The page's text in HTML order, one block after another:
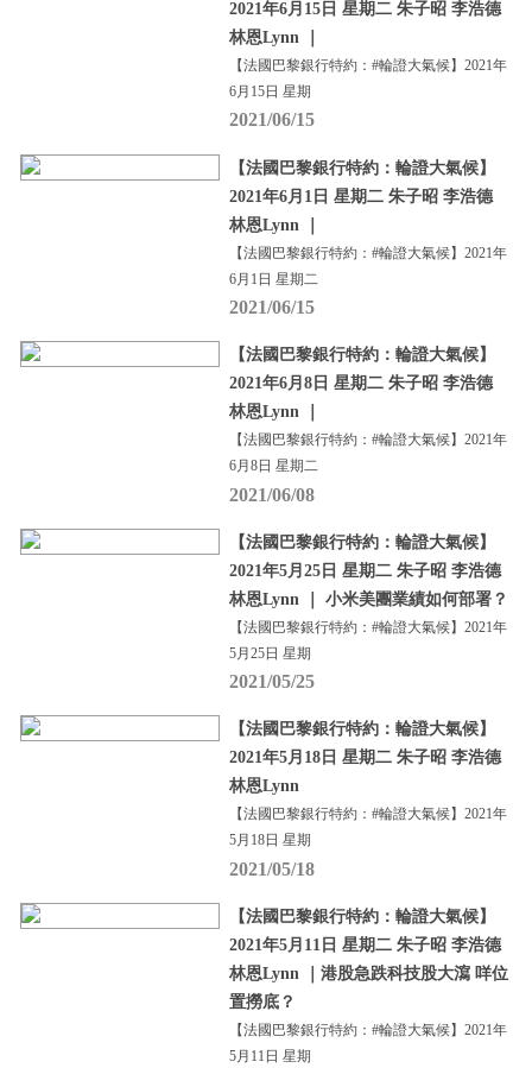
2021年6月15日 星期二 朱子昭 李浩德
林恩Lynn ｜
【法國巴黎銀行特約：#輪證大氣候】2021年
6月15日 星期
2021/06/15
【法國巴黎銀行特約：輪證大氣候】
2021年6月1日 星期二 朱子昭 李浩德
林恩Lynn ｜
【法國巴黎銀行特約：#輪證大氣候】2021年
6月1日 星期二
2021/06/15
【法國巴黎銀行特約：輪證大氣候】
2021年6月8日 星期二 朱子昭 李浩德
林恩Lynn ｜
【法國巴黎銀行特約：#輪證大氣候】2021年
6月8日 星期二
2021/06/08
【法國巴黎銀行特約：輪證大氣候】
2021年5月25日 星期二 朱子昭 李浩德
林恩Lynn ｜ 小米美團業績如何部署？
【法國巴黎銀行特約：#輪證大氣候】2021年
5月25日 星期
2021/05/25
【法國巴黎銀行特約：輪證大氣候】
2021年5月18日 星期二 朱子昭 李浩德
林恩Lynn
【法國巴黎銀行特約：#輪證大氣候】2021年
5月18日 星期
2021/05/18
【法國巴黎銀行特約：輪證大氣候】
2021年5月11日 星期二 朱子昭 李浩德
林恩Lynn ｜港股急跌科技股大瀉 咩位
置撈底？
【法國巴黎銀行特約：#輪證大氣候】2021年
5月11日 星期